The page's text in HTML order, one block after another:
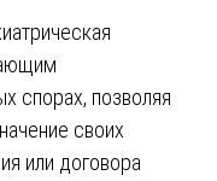
спорах, позволяя
своих
или договора